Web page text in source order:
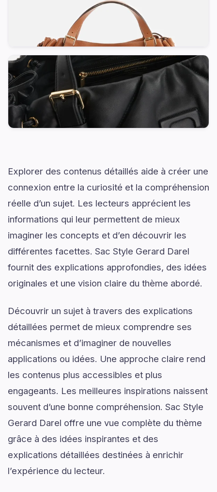
Explorer des contenus détaillés aide à créer une
connexion entre la curiosité et la compréhension
réelle d’un sujet. Les lecteurs apprécient les
informations qui leur permettent de mieux
imaginer les concepts et d’en découvrir les
différentes facettes. Sac Style Gerard Darel
fournit des explications approfondies, des idées
originales et une vision claire du thème abordé.
Découvrir un sujet à travers des explications
détaillées permet de mieux comprendre ses
mécanismes et d’imaginer de nouvelles
applications ou idées. Une approche claire rend
les contenus plus accessibles et plus
engageants. Les meilleures inspirations naissent
souvent d’une bonne compréhension. Sac Style
Gerard Darel offre une vue complète du thème
grâce à des idées inspirantes et des
explications détaillées destinées à enrichir
l’expérience du lecteur.